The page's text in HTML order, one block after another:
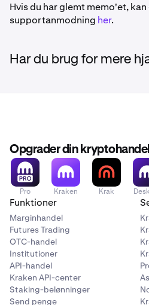
Hvis du har glemt memo'et,
supportanmodning her.
Har du brug for mere
Opgrader din
Pro Kraken Krak
Funktioner
Marginhandel
Futures Trading
OTC-handel
Institutioner
API-handel
Kraken API-center
Staking-belønninger
Send penge